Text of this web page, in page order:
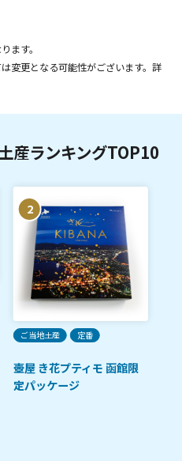
ます。
変更となる可能性がございます。詳
産ランキングTOP10
2
ご当地土産 定番
壺屋 き花プティモ 函館限
定パッケージ